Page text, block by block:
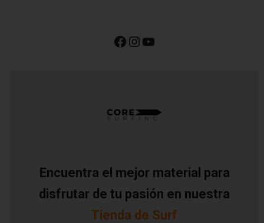
Encuentra el mejor material para
disfrutar de tu pasión en nuestra
Tienda de Surf